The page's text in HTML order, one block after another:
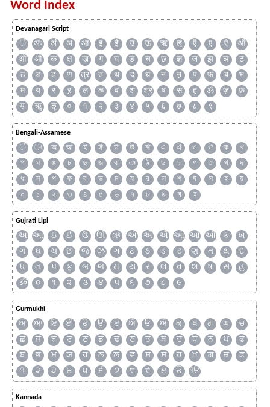
Word Index
Devanagari Script
ँ अः अं अ आ इ ई उ ऊ ऋ ऌ ऍ ए ऐ
ऑ
ओ
औ क क्ष ख ग घ ङ च छ ज्ञ ज झ ञ
ट
ठ
ड ढ ण त्र त थ द ध न ऩ प फ ब
भ
म
य र ऱ ल ळ व श श्र ष स ह ॐ ज़
फ़
य़
ॠ ॡ ० १ २ ३ ४ ५ ६ ७ ८ ९
Bengali-Assamese
ঁ ং অ আ ই ঈ উ ঊ ঋ এ ঐ ও ঔ ক
খ
গ
ঘ ঙ চ ছ জ ঝ ঞ ঠ ড ঢ ণ ত থ
দ
ধ
ন প ফ ব ভ ম য র ল শ ষ স হ
য়
০
১ ২ ৩ ৪ ৫ ৬ ৭ ৮ ৯ ৰ ৱ
Gujrati Lipi
અ આ ઇ ઈ ઉ ઊ ઋ ઍ એ ઐ ઑ ઓ ઔ ક
ખ
ગ
ઘ ચ છ જ ઝ ઞ ટ ઠ ડ ઢ ણ ત થ
દ
ધ
ન પ ફ બ ભ મ ય ર લ વ શ ષ સ
હ
ૐ
૦ ૧ ૨ ૩ ૪ ૫ ૬ ૭ ૮ ૯
Gurmukhi
ਅ ਆ ਇ ਈ ਉ ਊ ਏ ਐ ਓ ਔ ਕ ਖ ਗ ਘ
ਚ
ਛ
ਜ ਝ ਟ ਠ ਡ ਢ ਣ ਤ ਥ ਦ ਧ ਨ ਪ
ਫ
ਬ
ਭ ਮ ਯ ਰ ਲ ਲ਼ ਵ ਸ਼ ਸ ਹ ਖ਼ ਗ਼ ਜ਼
ਫ਼
੧
੨ ੩ ੪ ੫ ੬ ੭ ੮ ੯ ੲ ੳ ੴ
Kannada